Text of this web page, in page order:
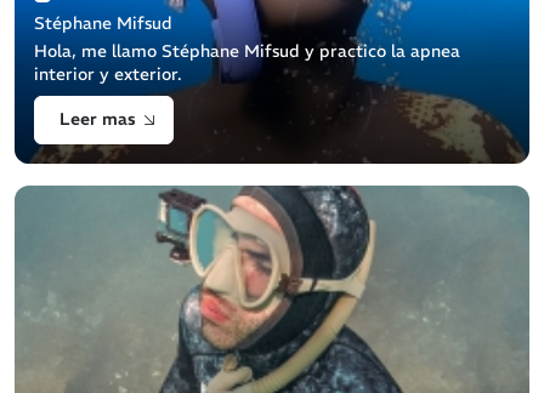
Stéphane Mifsud
Hola, me llamo Stéphane Mifsud y practico la apnea
interior y exterior.
Leer mas